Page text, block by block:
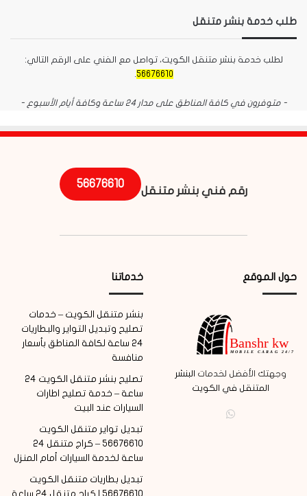
طلب خدمة بنشر متنقل
لطلب خدمة بنشر متنقل الكويت، تواصل مع الفني على الرقم التالي:
56676610
.
- متوفرون في كافة المناطق على مدار 24 ساعة وكافة أيام الأسبوع -
رقم فني بنشر متنقل
56676610
حول الموقع
وجهتك الأفضل لخدمات البنشر
المتنقل في الكويت
خدماتنا
بنشر متنقل الكويت – خدمات
تصليح وتبديل التواير والبطاريات
24 ساعة لكافة المناطق بأسعار
منافسة
تصليح بنشر متنقل الكويت 24
ساعة – خدمة تصليح اطارات
السيارات عند البيت
تبديل تواير متنقل الكويت
56676610 – كراج متنقل 24
ساعة لخدمة السيارات أمام المنزل
تبديل بطاريات متنقل الكويت
56676610 | كراج متنقل 24 ساعة